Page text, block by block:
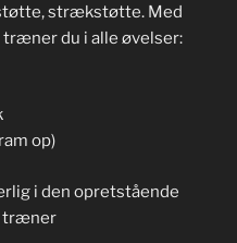
strækstøtte. Med
du i alle øvelser:
op)
i den opretstående
træner